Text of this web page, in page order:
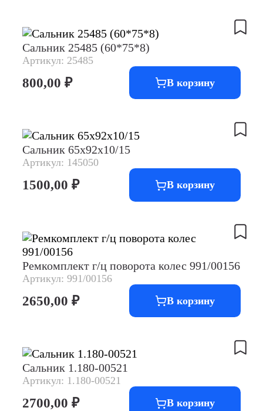
Сальник 25485 (60*75*8)
Артикул: 25485
800,00₽ В корзину
Сальник 65х92х10/15
Артикул: 145050
1500,00₽ В корзину
Ремкомплект г/ц поворота колес 991/00156
Артикул: 991/00156
2650,00₽ В корзину
Сальник 1.180-00521
Артикул: 1.180-00521
2700,00₽ В корзину